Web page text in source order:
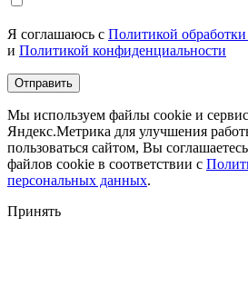
Я соглашаюсь с Политикой
и Политикой конфиденциальности
Мы используем файлы cookie и
Яндекс.Метрика для улучшения
пользоваться сайтом, Вы
файлов cookie в соответствии с
персональных данных.
Принять